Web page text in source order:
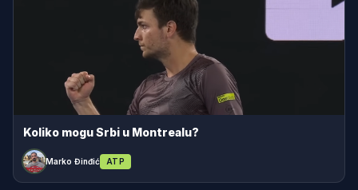
Koliko mogu Srbi u Montrealu?
Marko Đinđić ATP